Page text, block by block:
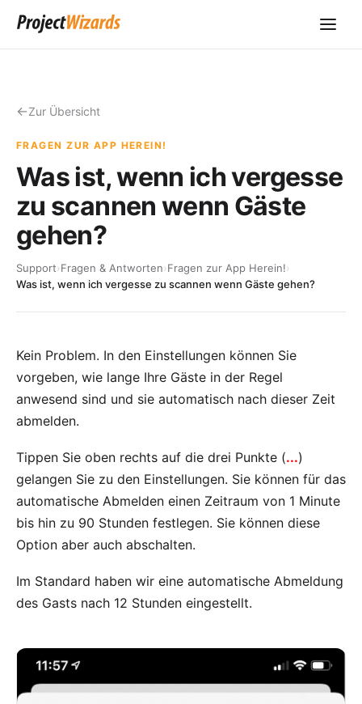
Zur Übersicht
FRAGEN ZUR APP HEREIN!
Was ist, wenn ich vergesse
zu scannen wenn Gäste
gehen?
Support›Fragen & Antworten›Fragen zur App Herein!›
Was ist, wenn ich vergesse zu scannen wenn Gäste gehen?
Kein Problem. In den Einstellungen können Sie
vorgeben, wie lange Ihre Gäste in der Regel
anwesend sind und sie automatisch nach dieser Zeit
abmelden.
Tippen Sie oben rechts auf die drei Punkte (...)
gelangen Sie zu den Einstellungen. Sie können für das
automatische Abmelden einen Zeitraum von 1 Minute
bis hin zu 90 Stunden festlegen. Sie können diese
Option aber auch abschalten.
Im Standard haben wir eine automatische Abmeldung
des Gasts nach 12 Stunden eingestellt.